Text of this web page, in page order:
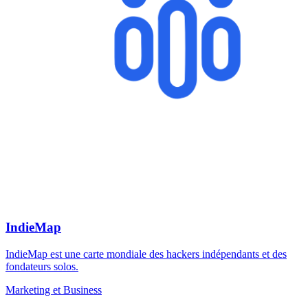
IndieMap
IndieMap est une carte mondiale des hackers indépendants et des
fondateurs solos.
Marketing et Business